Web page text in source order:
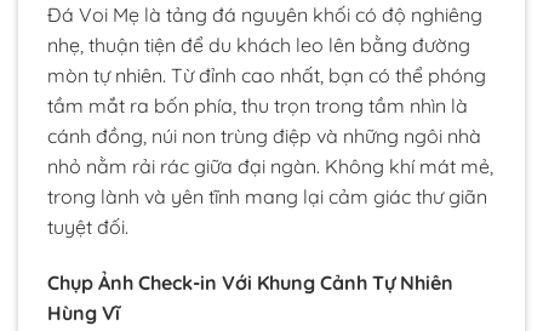
Đá Voi Mẹ là tảng đá nguyên khối có độ nghiêng
nhẹ, thuận tiện để du khách leo lên bằng đường
mòn tự nhiên. Từ đỉnh cao nhất, bạn có thể phóng
tầm mắt ra bốn phía, thu trọn trong tầm nhìn là
cánh đồng, núi non trùng điệp và những ngôi nhà
nhỏ nằm rải rác giữa đại ngàn. Không khí mát mẻ,
trong lành và yên tĩnh mang lại cảm giác thư giãn
tuyệt đối.
Chụp Ảnh Check-in Với Khung Cảnh Tự Nhiên
Hùng Vĩ